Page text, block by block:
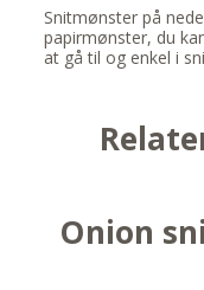
Snitmønster på
papirmønster, du
at gå til og enkel i
Onion